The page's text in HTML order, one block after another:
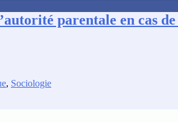
parentale en cas
, Sociologie